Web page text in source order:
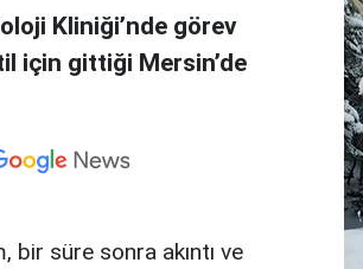
Kliniği’nde görev
için gittiği Mersin’de
bir süre sonra akıntı ve